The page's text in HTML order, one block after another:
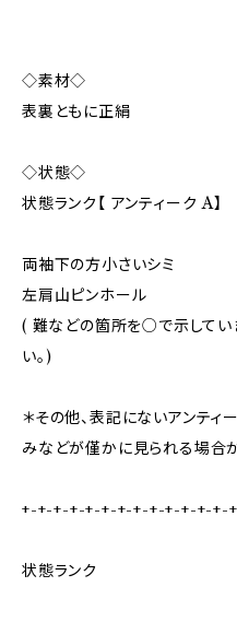
◇素材◇
表裏ともに正絹
◇状態◇
状態ランク【 アンティーク A】
両袖下の方小さいシミ
左肩山ピンホール
( 難などの箇所を○で示してい
い。)
＊その他、表記にないアンティ
みなどが僅かに見られる場合が
+-+-+-+-+-+-+-+-+-+-+-+-+-
状態ランク